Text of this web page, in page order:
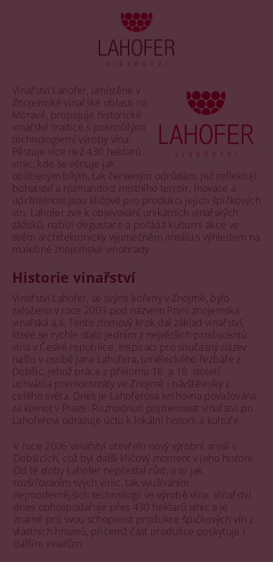
Vinařství Lahofer, umístěné v
Znojemské vinařské oblasti na
Moravě, propojuje historické
vinařské tradice s pokročilými
technologiemi výroby vína.
Pěstuje více než 430 hektarů
vinic, kde se věnuje jak
oblíbeným bílým, tak červeným odrůdám, jež reflektují
bohatství a rozmanitost místního terroir. Inovace a
udržitelnost jsou klíčové pro produkci jejich špičkových
vín. Lahofer zve k objevování unikátních vinařských
zážitků, nabízí degustace a pořádá kulturní akce ve
svém architektonicky výjimečném areálu s výhledem na
malebné znojemské vinohrady.
Historie vinařství
Vinařství Lahofer, se svými kořeny v Znojmě, bylo
založeno v roce 2003 pod názvem První znojemská
vinařská a.s. Tento zlomový krok dal základ vinařství,
které se rychle stalo jedním z největších producentů
vína v České republice. Inspiraci pro současný název
našlo v osobě Jana Lahofera, uměleckého řezbáře z
Dobšic, jehož práce z přelomu 18. a 19. století
uchvátila premonstráty ve Znojmě i návštěvníky z
celého světa. Dnes je Lahoferova knihovna považována
za klenot v Praze. Rozhodnutí pojmenovat vinařství po
Lahoferovi odrazuje úctu k lokální historii a kultuře.
V roce 2006 vinařství otevřelo nový výrobní areál v
Dobšicích, což byl další klíčový moment v jeho historii.
Od té doby Lahofer nepřestal růst, a to jak
rozšiřováním svých vinic, tak využíváním
nejmodernějších technologií ve výrobě vína. Vinařství
dnes obhospodařuje přes 430 hektarů vinic a je
známé pro svou schopnost produkce špičkových vín z
vlastních hroznů, přičemž část produkce poskytuje i
dalším vinařům.